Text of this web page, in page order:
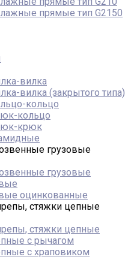
прямые тип G2150
вилка
вилка (закрытого типа)
кольцо
кольцо
крюк
грузовые
грузовые
оцинкованные
стяжки цепные
стяжки цепные
с рычагом
с храповиком